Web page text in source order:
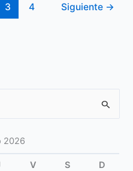
3 4 Siguiente →
2026
V S D